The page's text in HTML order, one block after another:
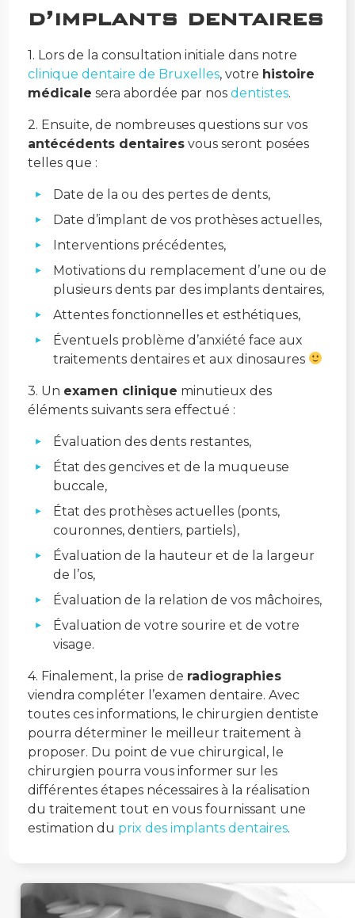
d’implants dentaires
1. Lors de la consultation initiale dans notre
clinique dentaire de Bruxelles, votre histoire
médicale sera abordée par nosdentistes.
2. Ensuite, de nombreuses questions sur vos
antécédents dentaires vous seront posées
telles que :
Date de la ou des pertes de dents,
Date d’implant de vos prothèses actuelles,
Interventions précédentes,
Motivations du remplacement d’une ou de
plusieurs dents par des implants dentaires,
Attentes fonctionnelles et esthétiques,
Éventuels problème d’anxiété face aux
traitements dentaires et aux dinosaures
3. Un examen clinique minutieux des
éléments suivants sera effectué :
Évaluation des dents restantes,
État des gencives et de la muqueuse
buccale,
État des prothèses actuelles (ponts,
couronnes, dentiers, partiels),
Évaluation de la hauteur et de la largeur
de l’os,
Évaluation de la relation de vos mâchoires,
Évaluation de votre sourire et de votre
visage.
4. Finalement, la prise de radiographies
viendra compléter l’examen dentaire. Avec
toutes ces informations, le chirurgien dentiste
pourra déterminer le meilleur traitement à
proposer. Du point de vue chirurgical, le
chirurgien pourra vous informer sur les
différentes étapes nécessaires à la réalisation
du traitement tout en vous fournissant une
estimation du prix des implants dentaires.